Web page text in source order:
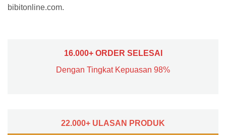
bibitonline.com.
16.000+ ORDER SELESAI
Dengan Tingkat Kepuasan 98%
22.000+ ULASAN PRODUK